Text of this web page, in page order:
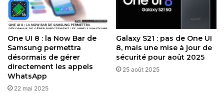
2 juillet 2026
Ces smartphones devraient tourner sous Android
16avecOne UI 8.5dès le lancement, promettant six mises
à jour majeures d’OS et plusieurs années de correctifs de
sécurité, c’est un engagement qui renforce l’attractivité de
la gamme A face à la concurrence. Le lancement semble
One UI 8 : la Now Bar de
Samsung permettra
désormais de gérer
directement les appels
WhatsApp
22 mai 2025
Galaxy S21 : pas de One UI
8, mais une mise à jour de
sécurité pour août 2025
25 août 2025